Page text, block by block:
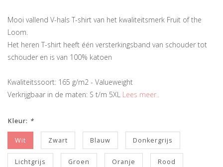
Mooi vallend V-hals T-shirt van het kwaliteitsmerk Fruit of the
Loom.
Het heren T-shirt heeft één versterkingsband van schouder tot
schouder en is van 100% katoen
Kwaliteitssoort: 165 g/m2 - Valueweight
Verkrijgbaar in de maten: S t/m 5XL Lees meer..
Kleur: *
Wit Zwart Blauw Donkergrijs
Lichtgrijs Groen Oranje Rood